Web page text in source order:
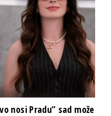
nosi Pradu” sad može